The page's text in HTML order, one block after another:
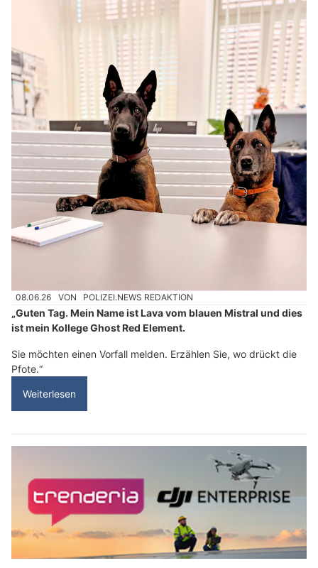
08.06.26 VON POLIZEI.NEWS REDAKTION
„Guten Tag. Mein Name ist Lava vom blauen Mistral und dies
ist mein Kollege Ghost Red Element.
Sie möchten einen Vorfall melden. Erzählen Sie, wo drückt die
Pfote.“
Weiterlesen